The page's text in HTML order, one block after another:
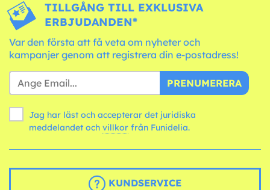
TILLGÅNG TILL EXKLUSIVA
ERBJUDANDEN*
Var den första att få veta om nyheter och
kampanjer genom att registrera din e-postadress!
PRENUMERERA
Jag har läst och accepterar det juridiska
meddelandet och villkor från Funidelia.
KUNDSERVICE